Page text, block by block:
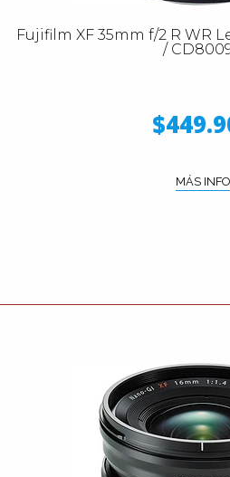
Fujifilm XF 35mm f/2 R WR
/
MÁS INFO